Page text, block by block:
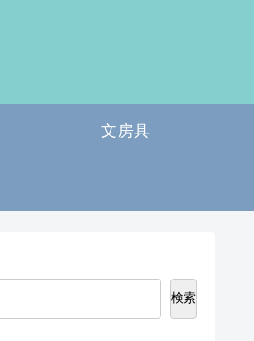
文房具
検索